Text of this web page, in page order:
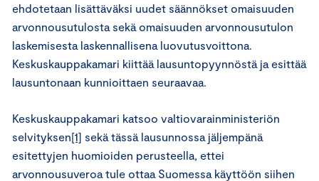
ehdotetaan lisättäväksi uudet säännökset omaisuuden
arvonnousutulosta sekä omaisuuden arvonnousutulon
laskemisesta laskennallisena luovutusvoittona.
Keskuskauppakamari kiittää lausuntopyynnöstä ja esittää
lausuntonaan kunnioittaen seuraavaa.
Keskuskauppakamari katsoo valtiovarainministeriön
selvityksen[1] sekä tässä lausunnossa jäljempänä
esitettyjen huomioiden perusteella, ettei
arvonnousuveroa tule ottaa Suomessa käyttöön siihen